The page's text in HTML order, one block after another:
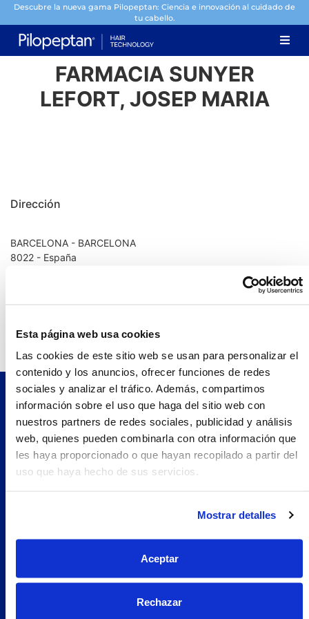
Esta página web usa cookies
Las cookies de este sitio web se usan para personalizar el
contenido y los anuncios, ofrecer funciones de redes
sociales y analizar el tráfico. Además, compartimos
información sobre el uso que haga del sitio web con
nuestros partners de redes sociales, publicidad y análisis
web, quienes pueden combinarla con otra información que
les haya proporcionado o que hayan recopilado a partir del
uso que haya hecho de sus servicios.
Mostrar detalles
Aceptar
Rechazar
Descubre la nueva gama Pilopeptan: Ciencia e innovación al cuidado de
tu cabello.
FARMACIA SUNYER
LEFORT, JOSEP MARIA
Dirección
BARCELONA - BARCELONA
8022 - España
Teléfono: 934171338.0
Pilopeptan es una marca de Laboratorio Genové.
Avenida Carrilet 293-297, 08907.
Hospitalet de Llobregat, Barcelona (España)
Navegación
Soluciones